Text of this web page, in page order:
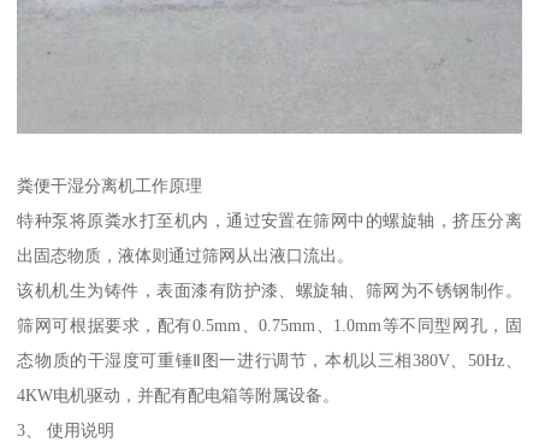
粪便干湿分离机工作原理
特种泵将原粪水打至机内，通过安置在筛网中的螺旋轴，挤压分离
出固态物质，液体则通过筛网从出液口流出。
该机机生为铸件，表面漆有防护漆、螺旋轴、筛网为不锈钢制作。
筛网可根据要求，配有0.5mm、0.75mm、1.0mm等不同型网孔，固
态物质的干湿度可重锤Ⅱ图一进行调节，本机以三相380V、50Hz、
4KW电机驱动，并配有配电箱等附属设备。
3、 使用说明